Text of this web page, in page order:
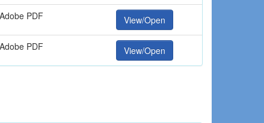
Adobe PDF View/Open
Adobe PDF View/Open